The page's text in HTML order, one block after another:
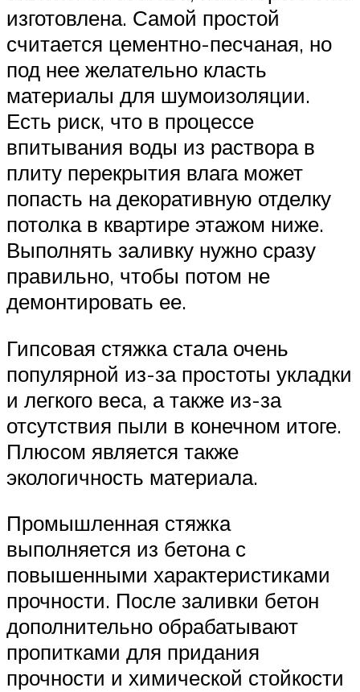
изготовлена. Самой простой
считается цементно-песчаная, но
под нее желательно класть
материалы для шумоизоляции.
Есть риск, что в процессе
впитывания воды из раствора в
плиту перекрытия влага может
попасть на декоративную отделку
потолка в квартире этажом ниже.
Выполнять заливку нужно сразу
правильно, чтобы потом не
демонтировать ее.
Гипсовая стяжка стала очень
популярной из-за простоты укладки
и легкого веса, а также из-за
отсутствия пыли в конечном итоге.
Плюсом является также
экологичность материала.
Промышленная стяжка
выполняется из бетона с
повышенными характеристиками
прочности. После заливки бетон
дополнительно обрабатывают
пропитками для придания
прочности и химической стойкости